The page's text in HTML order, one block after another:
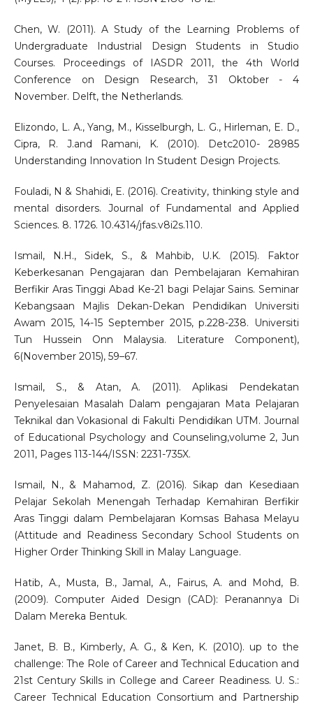
Chen, W. (2011). A Study of the Learning Problems of
Undergraduate Industrial Design Students in Studio
Courses. Proceedings of IASDR 2011, the 4th World
Conference on Design Research, 31 Oktober - 4
November. Delft, the Netherlands.
Elizondo, L. A., Yang, M., Kisselburgh, L. G., Hirleman, E. D.,
Cipra, R. J.and Ramani, K. (2010). Detc2010- 28985
Understanding Innovation In Student Design Projects.
Fouladi, N & Shahidi, E. (2016). Creativity, thinking style and
mental disorders. Journal of Fundamental and Applied
Sciences. 8. 1726. 10.4314/jfas.v8i2s.110.
Ismail, N.H., Sidek, S., & Mahbib, U.K. (2015). Faktor
Keberkesanan Pengajaran dan Pembelajaran Kemahiran
Berfikir Aras Tinggi Abad Ke-21 bagi Pelajar Sains. Seminar
Kebangsaan Majlis Dekan-Dekan Pendidikan Universiti
Awam 2015, 14-15 September 2015, p.228-238. Universiti
Tun Hussein Onn Malaysia. Literature Component),
6(November 2015), 59–67.
Ismail, S., & Atan, A. (2011). Aplikasi Pendekatan
Penyelesaian Masalah Dalam pengajaran Mata Pelajaran
Teknikal dan Vokasional di Fakulti Pendidikan UTM. Journal
of Educational Psychology and Counseling,volume 2, Jun
2011, Pages 113-144/ISSN: 2231-735X.
Ismail, N., & Mahamod, Z. (2016). Sikap dan Kesediaan
Pelajar Sekolah Menengah Terhadap Kemahiran Berfikir
Aras Tinggi dalam Pembelajaran Komsas Bahasa Melayu
(Attitude and Readiness Secondary School Students on
Higher Order Thinking Skill in Malay Language.
Hatib, A., Musta, B., Jamal, A., Fairus, A. and Mohd, B.
(2009). Computer Aided Design (CAD): Peranannya Di
Dalam Mereka Bentuk.
Janet, B. B., Kimberly, A. G., & Ken, K. (2010). up to the
challenge: The Role of Career and Technical Education and
21st Century Skills in College and Career Readiness. U. S.:
Career Technical Education Consortium and Partnership